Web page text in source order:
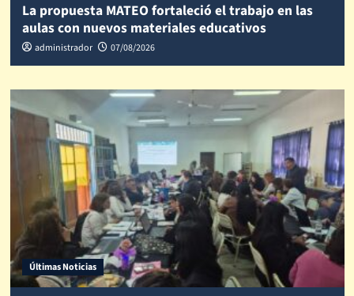
La propuesta MATEO fortaleció el trabajo en las
aulas con nuevos materiales educativos
administrador 07/08/2026
Últimas Noticias